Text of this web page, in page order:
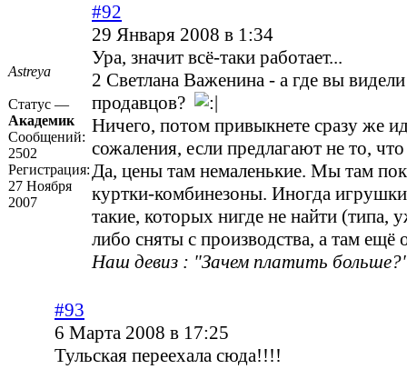
Astreya
Статус —
Академик
Сообщений:
2502
Регистрация:
27 Ноября
2007
#92
29 Января 2008 в 1:34
Ура, значит всё-таки работает...
2 Светлана Важенина - а где вы
продавцов?
Ничего, потом привыкнете сразу же
сожаления, если предлагают не то,
Да, цены там немаленькие. Мы там
куртки-комбинезоны. Иногда
такие, которых нигде не найти (типа,
либо сняты с производства, а там ещё
Наш девиз : "Зачем платить
#93
6 Марта 2008 в 17:25
Тульская переехала сюда!!!!